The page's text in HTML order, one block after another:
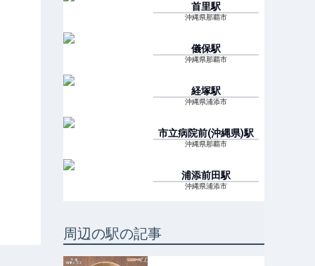
首里駅
沖縄県那覇市
儀保駅
沖縄県那覇市
経塚駅
沖縄県浦添市
市立病院前(沖縄県)駅
沖縄県那覇市
浦添前田駅
沖縄県浦添市
周辺の駅の記事